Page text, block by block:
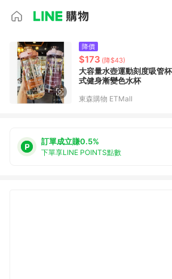
降價
$173 (降$43)
大容量水壺運動刻度吸管
式健身漸變色水杯
東森購物 ETMall
訂單成立賺0.5%
下單享LINE POINTS點數